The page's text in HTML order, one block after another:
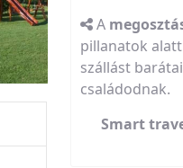
A
pillanatok
szállást
családodnak.
Smart